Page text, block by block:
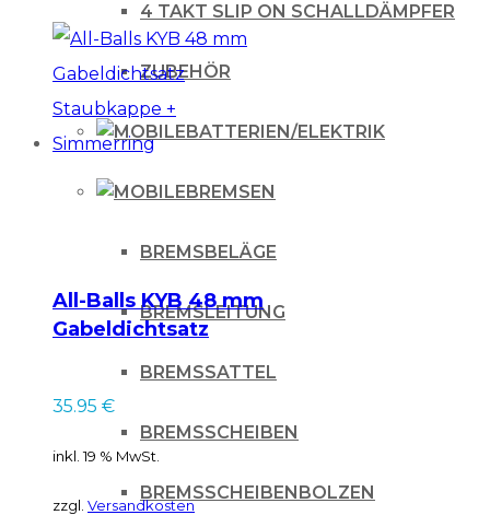
4 TAKT SLIP ON SCHALLDÄMPFER
ZUBEHÖR
BATTERIEN/ELEKTRIK
BREMSEN
BREMSBELÄGE
BREMSLEITUNG
BREMSSATTEL
BREMSSCHEIBEN
BREMSSCHEIBENBOLZEN
250
All-Balls KYB 48 mm
Gabeldichtsatz
Simmerring
35.95 €
inkl. 19 % MwSt.
zzgl. Versandkosten